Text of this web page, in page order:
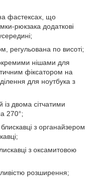
фастексах, що
рюкзака додаткові
регульована по висоті;
нішами для
фіксатором на
для ноутбука з
із двома сітчатими
270°;
з органайзером
з оксамитовою
розширення;